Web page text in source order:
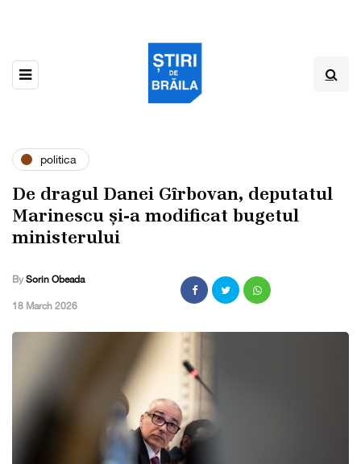
politica
De dragul Danei Gîrbovan, deputatul
Marinescu și-a modificat bugetul
ministerului
By Sorin Obeada
,18 March 2026